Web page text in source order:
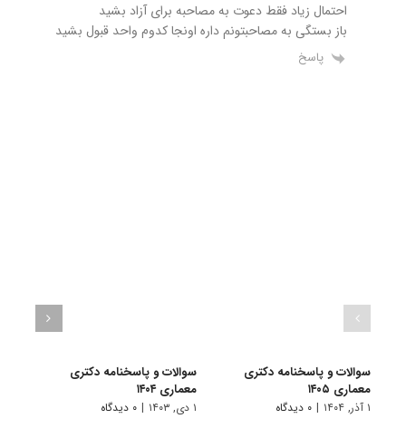
احتمال زیاد فقط دعوت به مصاحبه برای آزاد بشید
باز بستگی به مصاحبتونم داره اونجا کدوم واحد قبول بشید
پاسخ
سوالات و پاسخنامه دکتری
معماری ۱۴۰۵
۱ آذر, ۱۴۰۴ | ۰ دیدگاه
سوالات و پاسخنامه دکتری
معماری ۱۴۰۴
۱ دی, ۱۴۰۳ | ۰ دیدگاه